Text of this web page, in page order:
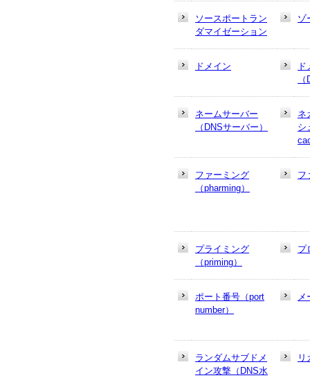
ソースポートラン
ダマイゼーション
ゾ
ドメイン
ネームサーバー
（DNSサーバー）
ネ
シ
ファーミング
（pharming）
フ
プライミング
（priming）
プ
ポート番号（port
number）
メ
ランダムサブドメ
イン攻撃（DNS水
リ